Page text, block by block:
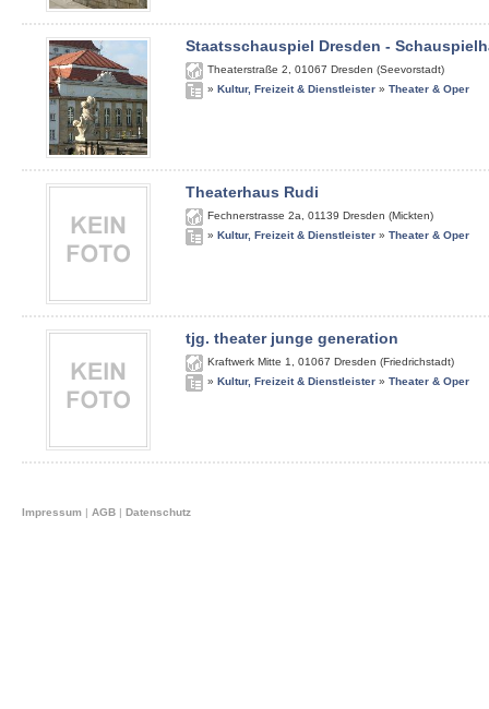
Staatsschauspiel Dresden -
Theaterstraße 2 01067 Dresden (Seevorstadt)
» Kultur, Freizeit & Dienstleister » Theater & Oper
Theaterhaus Rudi
Fechnerstrasse 2a 01139 Dresden (Mickten)
» Kultur, Freizeit & Dienstleister » Theater & Oper
tjg. theater junge generation
Kraftwerk Mitte 1 01067 Dresden (Friedrichstadt)
» Kultur, Freizeit & Dienstleister » Theater & Oper
Impressum | AGB | Datenschutz